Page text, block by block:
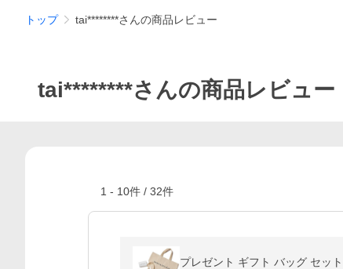
トップ tai********さんの商品レビュー
tai********さんの商品レビュー
1 - 10件 / 32件
プレゼント ギフト バッグ セッ